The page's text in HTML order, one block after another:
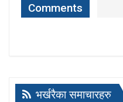
Comments
भर्खरैका समाचारहरु